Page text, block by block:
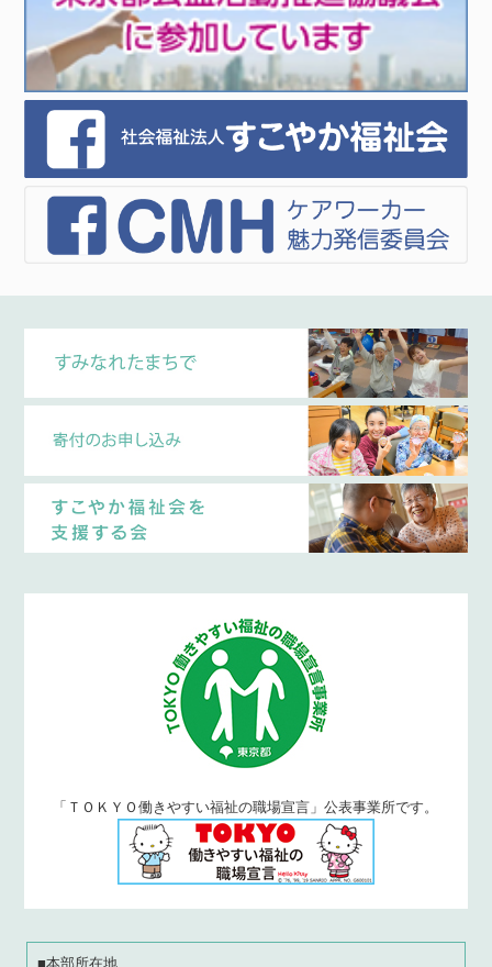
「ＴＯＫＹＯ働きやすい福祉の職場宣言」公表事業所です。
■本部所在地